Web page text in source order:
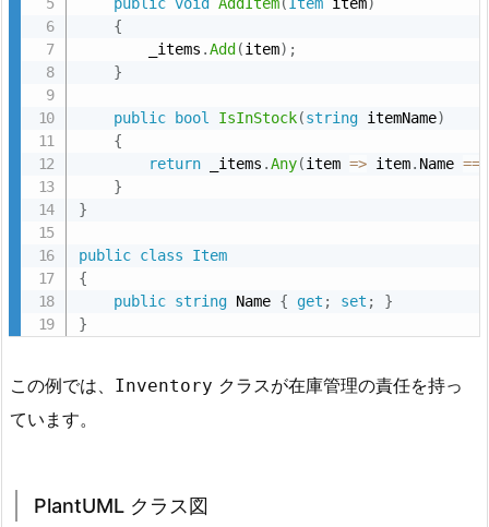
o
n
(純
粋
な
作
り
物)
7.
C
#
7.
public void AddItem(Item item)
{
        _items
.Add (item) ;
}
public bool IsInStock(string itemName)
{
return _items .Any(item => item. Name ==
}
}
public class
Item
{
public string Name { get ; set ;
}
}
この例では、 Inventory クラスが在庫管理の責任を持っ
ています。
PlantUML クラス図